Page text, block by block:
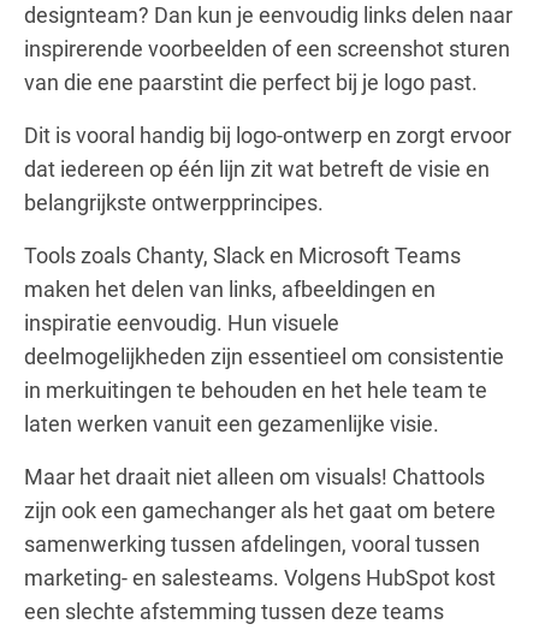
designteam? Dan kun je eenvoudig links delen naar
inspirerende voorbeelden of een screenshot sturen
van die ene paarstint die perfect bij je logo past.
Dit is vooral handig bij logo-ontwerp en zorgt ervoor
dat iedereen op één lijn zit wat betreft de visie en
belangrijkste ontwerpprincipes.
Tools zoals Chanty, Slack en Microsoft Teams
maken het delen van links, afbeeldingen en
inspiratie eenvoudig. Hun visuele
deelmogelijkheden zijn essentieel om consistentie
in merkuitingen te behouden en het hele team te
laten werken vanuit een gezamenlijke visie.
Maar het draait niet alleen om visuals! Chattools
zijn ook een gamechanger als het gaat om betere
samenwerking tussen afdelingen, vooral tussen
marketing- en salesteams. Volgens HubSpot kost
een slechte afstemming tussen deze teams